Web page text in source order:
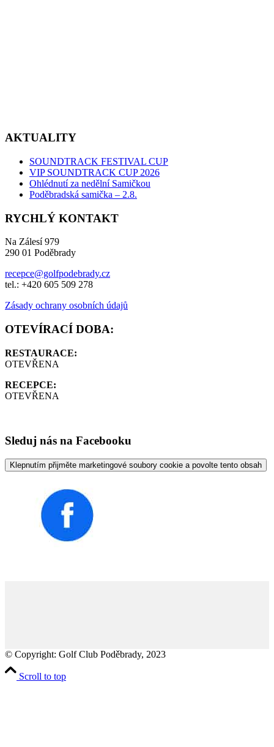
AKTUALITY
SOUNDTRACK FESTIVAL CUP
VIP SOUNDTRACK CUP 2026
Ohlédnutí za nedělní Samičkou
Poděbradská samička – 2.8.
RYCHLÝ KONTAKT
Na Zálesí 979
290 01 Poděbrady
recepce@golfpodebrady.cz
tel.: +420 605 509 278
Zásady ochrany osobních údajů
OTEVÍRACÍ DOBA:
RESTAURACE:
OTEVŘENA
RECEPCE:
OTEVŘENA
Sleduj nás na Facebooku
Klepnutím přijměte marketingové soubory cookie a povolte tento obsah
© Copyright: Golf Club Poděbrady, 2023
Scroll to top